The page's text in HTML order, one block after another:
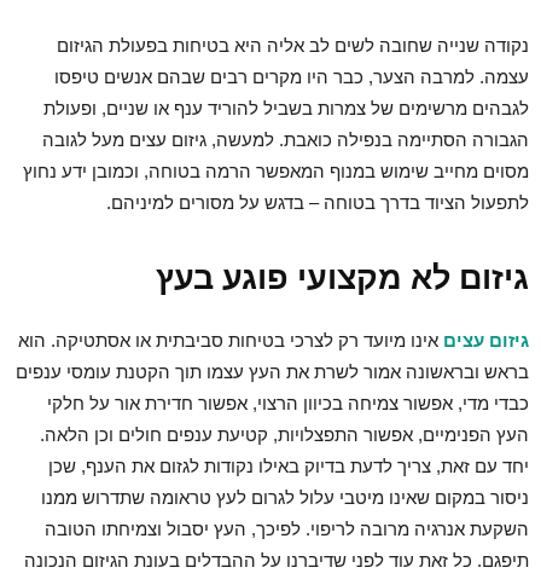
נקודה שנייה שחובה לשים לב אליה היא בטיחות בפעולת הגיזום
עצמה. למרבה הצער, כבר היו מקרים רבים שבהם אנשים טיפסו
לגבהים מרשימים של צמרות בשביל להוריד ענף או שניים, ופעולת
הגבורה הסתיימה בנפילה כואבת. למעשה, גיזום עצים מעל לגובה
מסוים מחייב שימוש במנוף המאפשר הרמה בטוחה, וכמובן ידע נחוץ
לתפעול הציוד בדרך בטוחה – בדגש על מסורים למיניהם.
גיזום לא מקצועי פוגע בעץ
גיזום עצים אינו מיועד רק לצרכי בטיחות סביבתית או אסתטיקה. הוא
בראש ובראשונה אמור לשרת את העץ עצמו תוך הקטנת עומסי ענפים
כבדי מדי, אפשור צמיחה בכיוון הרצוי, אפשור חדירת אור על חלקי
העץ הפנימיים, אפשור התפצלויות, קטיעת ענפים חולים וכן הלאה.
יחד עם זאת, צריך לדעת בדיוק באילו נקודות לגזום את הענף, שכן
ניסור במקום שאינו מיטבי עלול לגרום לעץ טראומה שתדרוש ממנו
השקעת אנרגיה מרובה לריפוי. לפיכך, העץ יסבול וצמיחתו הטובה
תיפגם. כל זאת עוד לפני שדיברנו על ההבדלים בעונת הגיזום הנכונה